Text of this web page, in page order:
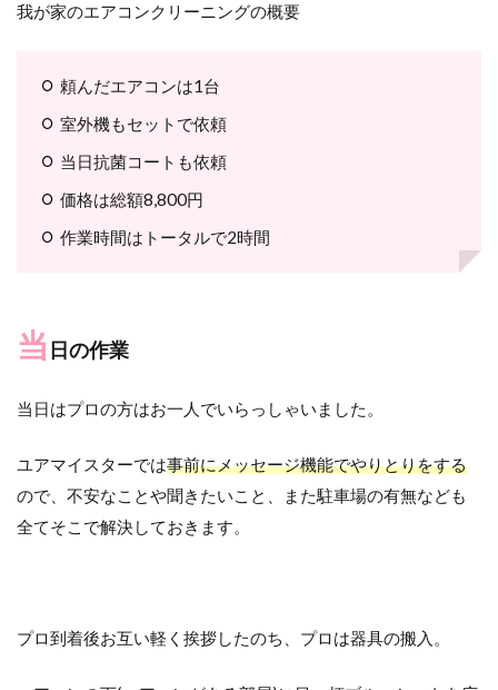
我が家のエアコンクリーニングの概要
頼んだエアコンは1台
室外機もセットで依頼
当日抗菌コートも依頼
価格は総額8,800円
作業時間はトータルで2時間
当 日の作業
当日はプロの方はお一人でいらっしゃいました。
ユアマイスターでは事前にメッセージ機能でやりとりをする
ので、不安なことや聞きたいこと、また駐車場の有無なども
全てそこで解決しておきます。
プロ到着後お互い軽く挨拶したのち、プロは器具の搬入。